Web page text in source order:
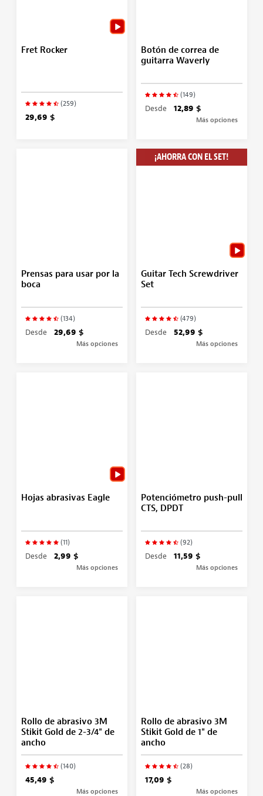
Fret Rocker
(259)
29,69 $
Botón de correa de
guitarra Waverly
(149)
Desde 12,89 $
Más opciones
Prensas para usar por la
boca
(134)
Desde 29,69 $
Más opciones
¡AHORRA CON EL SET!
Guitar Tech Screwdriver
Set
(479)
Desde 52,99 $
Más opciones
Hojas abrasivas Eagle
(11)
Desde 2,99 $
Más opciones
Potenciómetro push-pull
CTS, DPDT
(92)
Desde 11,59 $
Más opciones
Rollo de abrasivo 3M
Stikit Gold de 2-3/4" de
ancho
(140)
45,49 $
Más opciones
Rollo de abrasivo 3M
Stikit Gold de 1" de
ancho
(28)
17,09 $
Más opciones